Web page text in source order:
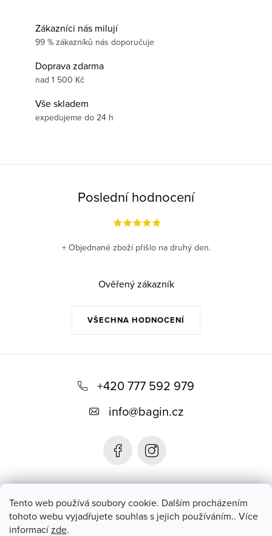
Tento web používá soubory cookie. Dalším procházením
tohoto webu vyjadřujete souhlas s jejich používáním.. Více
informacízde.
Zákazníci nás milují
99 % zákazníků nás doporučuje
Doprava zdarma
nad 1 500 Kč
Vše skladem
expedujeme do 24 h
Poslední hodnocení
VŠECHNA HODNOCENÍ
+ Objednané zboží přišlo na druhý den.
Ověřený zákazník
+420 777 592 979
info@bagin.cz
Bagin.cz
Instagram